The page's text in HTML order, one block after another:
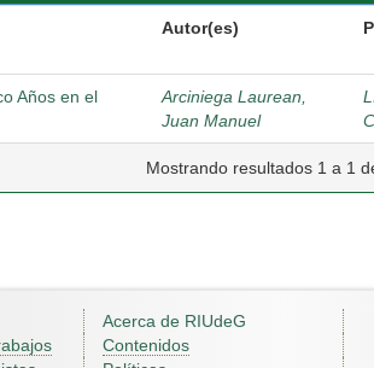
Autor(es)
Años en el
Arciniega Laurean,
Juan Manuel
Mostrando resultados 1 a 1
Acerca de RIUdeG
Contenidos